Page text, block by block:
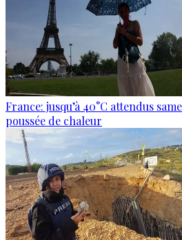
France: jusqu’à 40°C attendus
poussée de chaleur